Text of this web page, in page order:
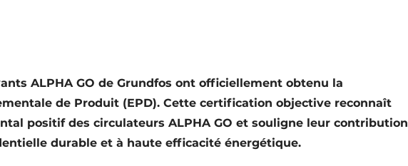
ALPHA GO de Grundfos ont officiellement obtenu la
de Produit (EPD). Cette certification objective reconnaît
positif des circulateurs ALPHA GO et souligne leur contribution
durable et à haute efficacité énergétique.